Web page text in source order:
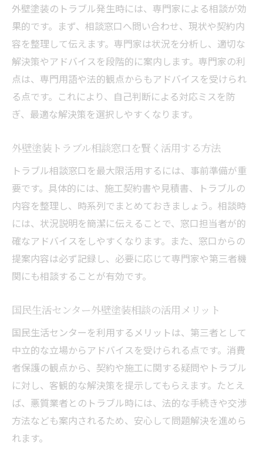
夫
外壁塗装色選びで避けるべきポイント解説
外壁塗装の色選びに役立つ相談窓口の活用
法
外壁塗装トラブル相談の最新傾向と安心対策
外壁塗装トラブル相談の現状と増加傾向の
外壁塗装トラブル相談24時間対応サービス
の特徴
外壁塗装トラブル相談窓口の新たな対策方
法
外壁塗装トラブル弁護士による最新事例と
対策
外壁塗装トラブル相談に強い消費者センタ
ーの活用
外壁塗装トラブルを未然に防ぐ最新ポイン
外壁塗装のトラブル発生時には、専門家による相談が効
果的です。まず、相談窓口へ問い合わせ、現状や契約内
容を整理して伝えます。専門家は状況を分析し、適切な
解決策やアドバイスを段階的に案内します。専門家の利
点は、専門用語や法的観点からもアドバイスを受けられ
る点です。これにより、自己判断による対応ミスを防
ぎ、最適な解決策を選択しやすくなります。
外壁塗装トラブル相談窓口を賢く活用する方法
トラブル相談窓口を最大限活用するには、事前準備が重
要です。具体的には、施工契約書や見積書、トラブルの
内容を整理し、時系列でまとめておきましょう。相談時
には、状況説明を簡潔に伝えることで、窓口担当者が的
確なアドバイスをしやすくなります。また、窓口からの
提案内容は必ず記録し、必要に応じて専門家や第三者機
関にも相談することが有効です。
国民生活センター外壁塗装相談の活用メリット
国民生活センターを利用するメリットは、第三者として
中立的な立場からアドバイスを受けられる点です。消費
者保護の観点から、契約や施工に関する疑問やトラブル
に対し、客観的な解決策を提示してもらえます。たとえ
ば、悪質業者とのトラブル時には、法的な手続きや交渉
方法なども案内されるため、安心して問題解決を進めら
れます。